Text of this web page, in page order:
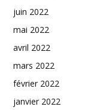
juin 2022
mai 2022
avril 2022
mars 2022
février 2022
janvier 2022